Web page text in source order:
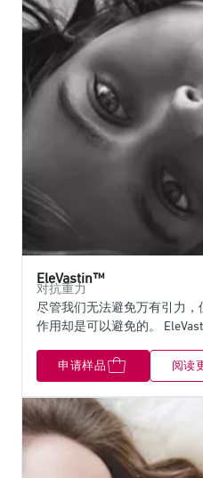
衡。还通过保护关键基质蛋白
解，为真皮层提供了屏
EleVastin™
对抗重力
尽管我们无法避免万有引力
作用却是可以避免的。 EleVastinTM是针对重力引起的皮肤
物学标志物的合成，同时防
用，使其承受日复一日的重力带来的压力
助于减少脸部下垂，使面部
观。
申请样品 阅读